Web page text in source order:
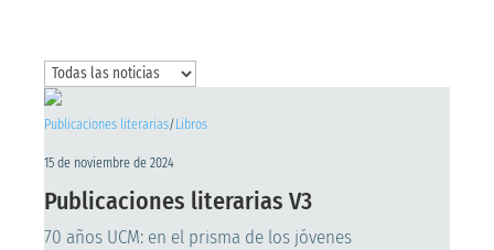
Publicaciones literarias/ Libros
15 de noviembre de 2024
Publicaciones literarias V3
70 años UCM: en el prisma de los jóvenes